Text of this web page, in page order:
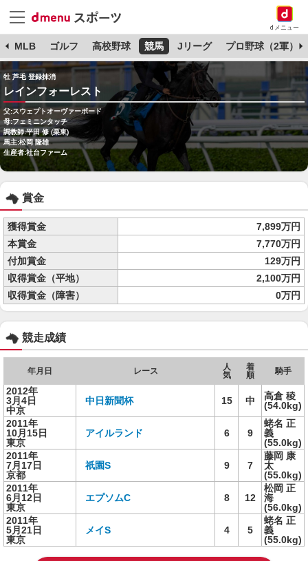
dメニュー
MLB ゴルフ 高校野球 競馬 Jリーグ プロ野球（2軍）
牡 芦毛 登録抹消
レインフォーレスト
父:スウェプトオーヴァーボード
母:フェミニンタッチ
調教師:平田 修 (栗東)
馬主:松岡 隆雄
生産者:社台ファーム
賞金
獲得賞金
7,899万円
本賞金
7,770万円
付加賞金
129万円
収得賞金（平地）
2,100万円
収得賞金（障害）
0万円
競走成績
年月日 レース
人
気
着
順
騎手
2012年
3月4日
中京
中日新聞杯 15 中
高倉 稜
(54.0kg)
2011年
10月15日
東京
アイルランド 6 9
蛯名 正
義
(55.0kg)
2011年
7月17日
京都
祇園S 9 7
藤岡 康
太
(55.0kg)
2011年
6月12日
東京
エプソムC 8 12
松岡 正
海
(56.0kg)
2011年
5月21日
東京
メイS 4 5
蛯名 正
義
(55.0kg)